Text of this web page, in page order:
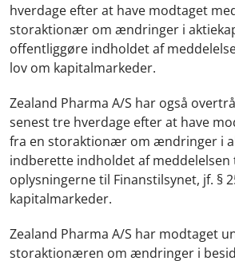
hverdage efter at have modtaget
storaktionær om ændringer i
offentliggøre indholdet af
lov om kapitalmarkeder.
Zealand Pharma A/S har også
senest tre hverdage efter at have
fra en storaktionær om ændringer i
indberette indholdet af
oplysningerne til Finanstilsynet, jf. §
kapitalmarkeder.
Zealand Pharma A/S har modtaget
storaktionæren om ændringer i